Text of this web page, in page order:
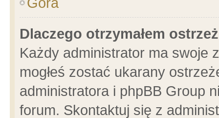
Dlaczego otrzymałem
Każdy administrator ma swoje
mogłeś zostać ukarany
administratora i phpBB Group
forum. Skontaktuj się z